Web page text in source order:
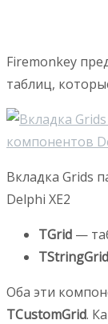
Firemonkey
таблиц,
Вкладка Grids
Delphi XE2
TGrid —
TStringGrid
Оба эти
TCustomGrid.